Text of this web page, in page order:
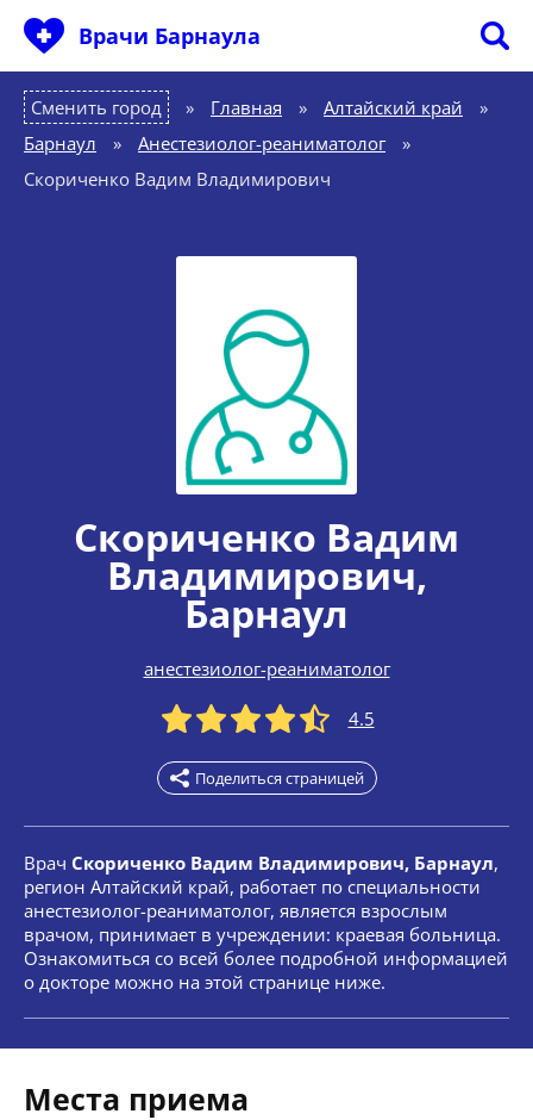
Врачи Барнаула
Сменить город Главная » Алтайский край
»
Барнаул
» Анестезиолог-реаниматолог
»
Скориченко Вадим Владимирович
Скориченко Вадим
Владимирович,
Барнаул
анестезиолог-реаниматолог
4.5
Поделиться страницей
Врач Скориченко Вадим Владимирович, Барнаул,
регион Алтайский край, работает по специальности
анестезиолог-реаниматолог, является взрослым
врачом, принимает в учреждении: краевая больница.
Ознакомиться со всей более подробной информацией
о докторе можно на этой странице ниже.
Места приема